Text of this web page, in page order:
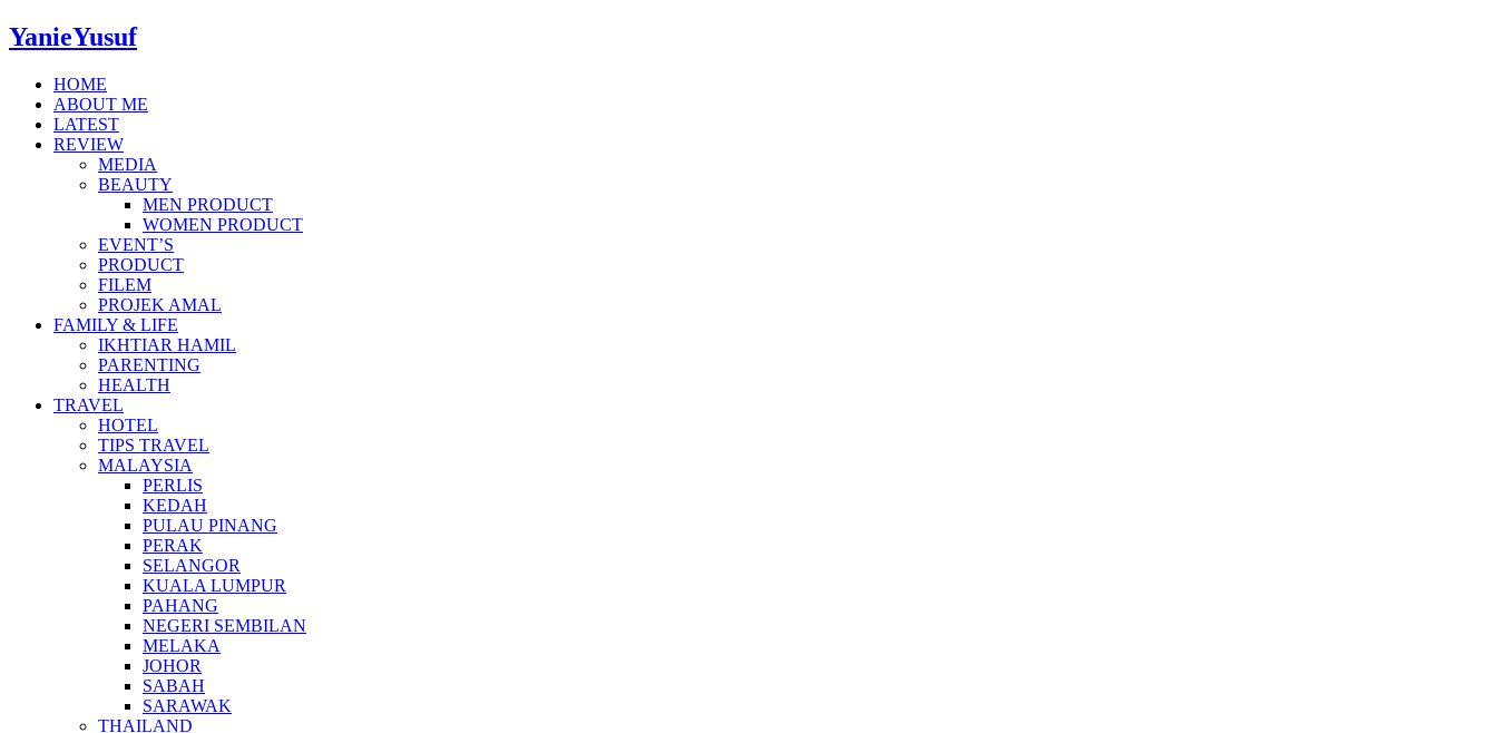
YanieYusuf
HOME
ABOUT ME
LATEST
REVIEW
MEDIA
BEAUTY
MEN PRODUCT
WOMEN PRODUCT
EVENT’S
PRODUCT
FILEM
PROJEK AMAL
FAMILY & LIFE
IKHTIAR HAMIL
PARENTING
HEALTH
TRAVEL
HOTEL
TIPS TRAVEL
MALAYSIA
PERLIS
KEDAH
PULAU PINANG
PERAK
SELANGOR
KUALA LUMPUR
PAHANG
NEGERI SEMBILAN
MELAKA
JOHOR
SABAH
SARAWAK
THAILAND